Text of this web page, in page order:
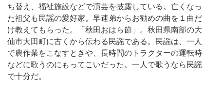
ち替え、福祉施設などで演芸を披露している。亡くなっ
た祖父も民謡の愛好家。早速弟からお勧めの曲を１曲だ
け教えてもらった。「秋田おはら節」。秋田県南部の大
仙市大田町に古くから伝わる民謡である。民謡は、一人
で農作業をこなすときや、長時間のトラクターの運転時
などに歌うのにもってこいだった。一人で歌うなら民謡
で十分だ。